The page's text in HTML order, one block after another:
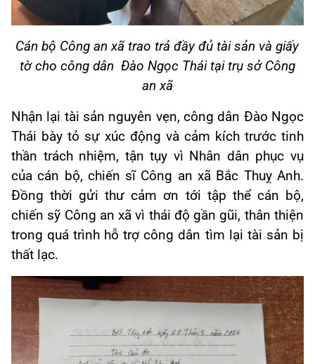
Cán bộ Công an xã trao trả đầy đủ tài sản và giấy
tờ cho công dân Đào Ngọc Thái tại trụ sở Công
an xã
Nhận lại tài sản nguyên vẹn, công dân Đào Ngọc
Thái bày tỏ sự xúc động và cảm kích trước tinh
thần trách nhiệm, tận tụy vì Nhân dân phục vụ
của cán bộ, chiến sĩ Công an xã Bắc Thuỵ Anh.
Đồng thời gửi thư cảm ơn tới tập thể cán bộ,
chiến sỹ Công an xã vì thái độ gần gũi, thân thiện
trong quá trình hỗ trợ công dân tìm lại tài sản bị
thất lạc.